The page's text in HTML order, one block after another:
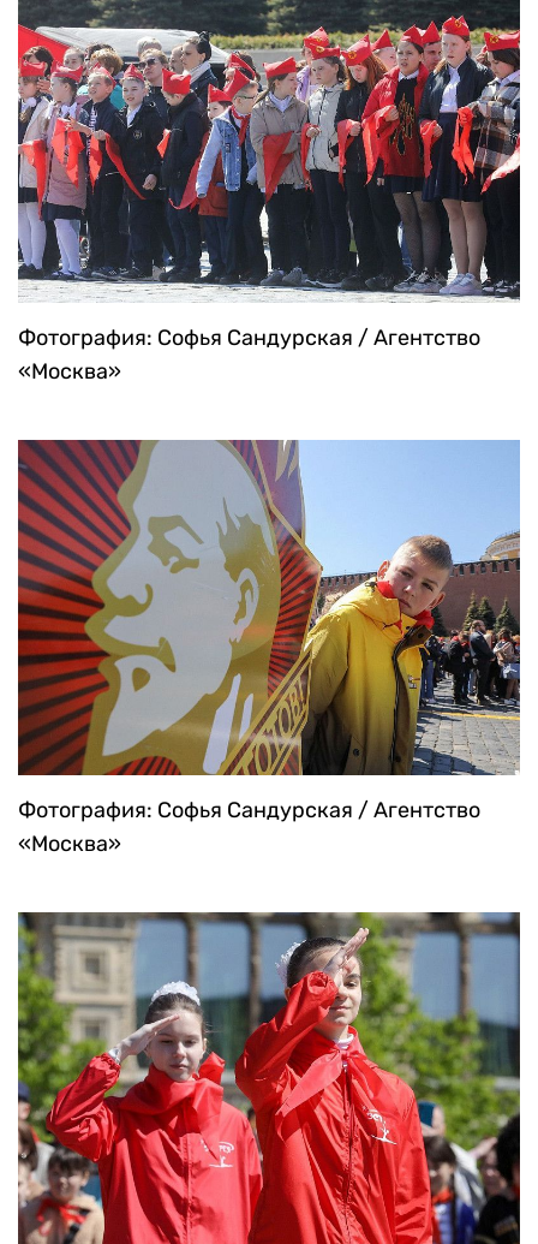
Фотография: Софья Сандурская / Агентство
«Москва»
Фотография: Софья Сандурская / Агентство
«Москва»